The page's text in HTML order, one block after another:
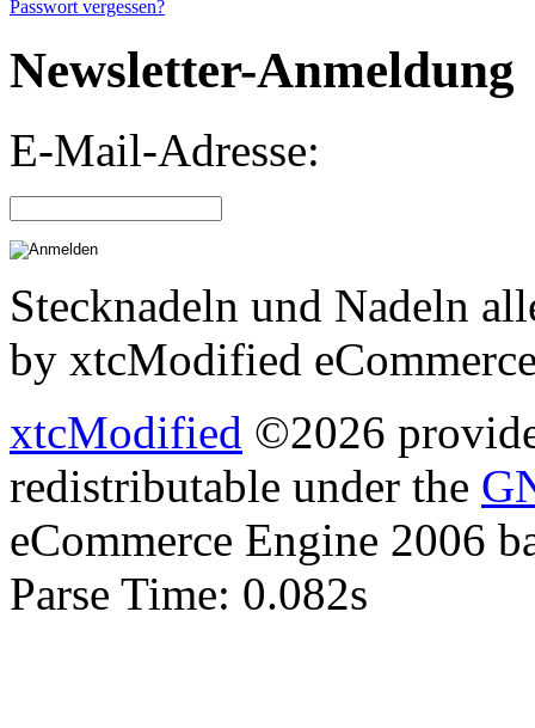
Passwort vergessen?
Newsletter-Anmeldung
E-Mail-Adresse:
Stecknadeln und Nadeln
by xtcModified
xtcModified ©2026
redistributable under the
eCommerce Engine 2006
Parse Time: 0.082s